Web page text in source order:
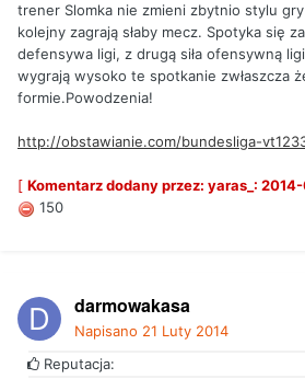
trener Slomka nie zmieni zbytnio stylu
kolejny zagrają słaby mecz. Spotyka się
defensywa ligi, z drugą siła ofensywną
wygrają wysoko te spotkanie zwłaszcza
formie.Powodzenia!
http://obstawianie.com/bundesliga-
[ Komentarz dodany przez: yaras_:
150
darmowakasa
Napisano 21 Luty 2014
Reputacja: